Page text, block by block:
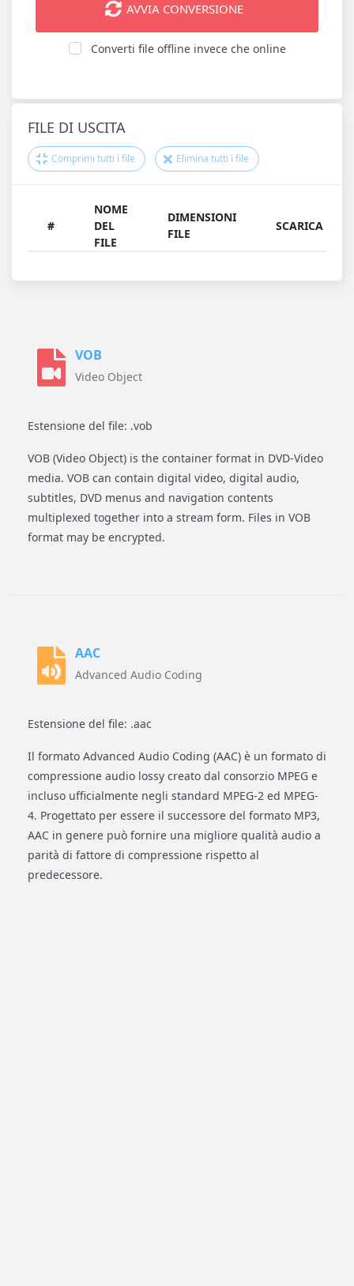
AVVIA CONVERSIONE
Converti file offline invece che online
FILE DI USCITA
Comprimi tutti i file Elimina tutti i file
#
NOME
DEL
FILE
DIMENSIONI
FILE
SCARICA
VOB
Video Object
Estensione del file: .vob
VOB (Video Object) is the container format in DVD-Video
media. VOB can contain digital video, digital audio,
subtitles, DVD menus and navigation contents
multiplexed together into a stream form. Files in VOB
format may be encrypted.
AAC
Advanced Audio Coding
Estensione del file: .aac
Il formato Advanced Audio Coding (AAC) è un formato di
compressione audio lossy creato dal consorzio MPEG e
incluso ufficialmente negli standard MPEG-2 ed MPEG-
4. Progettato per essere il successore del formato MP3,
AAC in genere può fornire una migliore qualità audio a
parità di fattore di compressione rispetto al
predecessore.